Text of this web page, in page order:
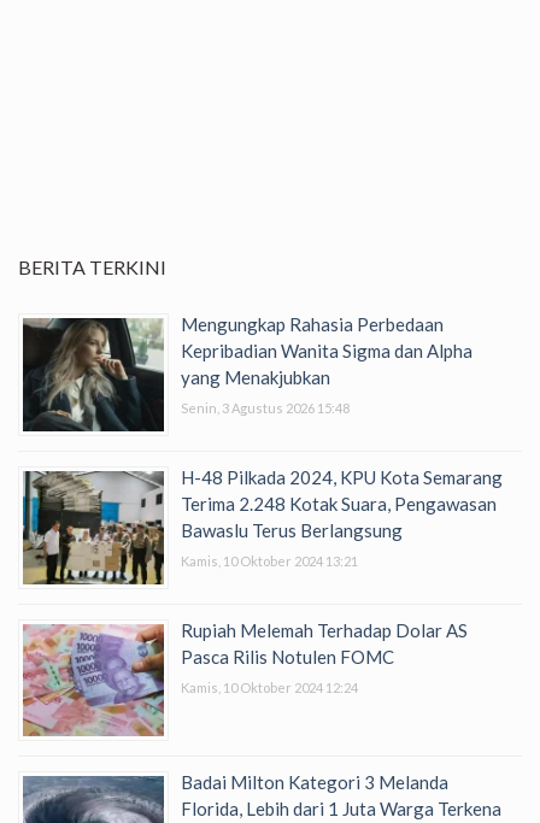
BERITA TERKINI
Mengungkap Rahasia Perbedaan
Kepribadian Wanita Sigma dan Alpha
yang Menakjubkan
Senin, 3 Agustus 2026 15:48
H-48 Pilkada 2024, KPU Kota Semarang
Terima 2.248 Kotak Suara, Pengawasan
Bawaslu Terus Berlangsung
Kamis, 10 Oktober 2024 13:21
Rupiah Melemah Terhadap Dolar AS
Pasca Rilis Notulen FOMC
Kamis, 10 Oktober 2024 12:24
Badai Milton Kategori 3 Melanda
Florida, Lebih dari 1 Juta Warga Terkena